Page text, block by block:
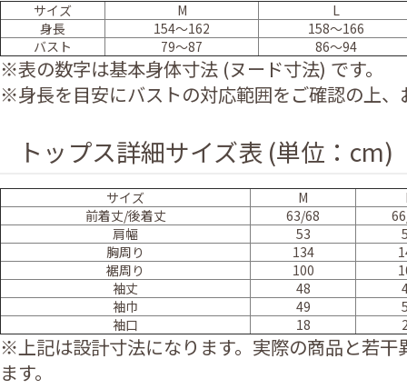
サイズ M
L
身長
154～162
158～166
バスト
79～87 86～94
※表の数字は基本身体寸法 (ヌード寸法) です。
※身長を目安にバストの対応範囲をご確認の上、
トップス詳細サイズ表 (単位：cm)
サイズ M
前着丈/後着丈
63/68
肩幅
53
胸周り
134
裾周り
100
袖丈
48
袖巾
49
袖口
18
※上記は設計寸法になります。実際の商品と若干
ます。